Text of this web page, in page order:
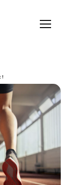
!